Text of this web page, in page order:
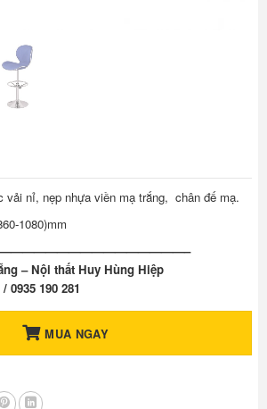
vải nỉ, nẹp nhựa viền mạ trắng, chân đế mạ.
1080)mm
– Nội thất Huy Hùng Hiệp
0935 190 281
MUA NGAY